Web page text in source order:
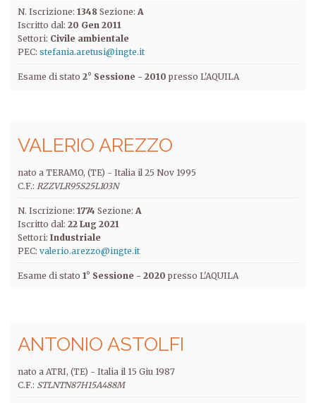
N. Iscrizione: 1348 Sezione: A
Iscritto dal: 20 Gen 2011
Settori: Civile ambientale
PEC: stefania.aretusi@ingte.it
Esame di stato 2° Sessione - 2010 presso L'AQUILA
VALERIO AREZZO
nato a TERAMO, (TE) - Italia il 25 Nov 1995
C.F.: RZZVLR95S25L103N
N. Iscrizione: 1774 Sezione: A
Iscritto dal: 22 Lug 2021
Settori: Industriale
PEC: valerio.arezzo@ingte.it
Esame di stato 1° Sessione - 2020 presso L'AQUILA
ANTONIO ASTOLFI
nato a ATRI, (TE) - Italia il 15 Giu 1987
C.F.: STLNTN87H15A488M